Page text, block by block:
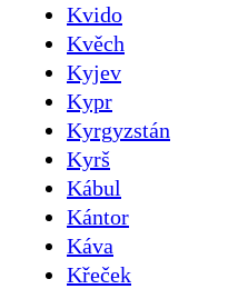
Kvido
Kvěch
Kyjev
Kypr
Kyrgyzstán
Kyrš
Kábul
Kántor
Káva
Křeček